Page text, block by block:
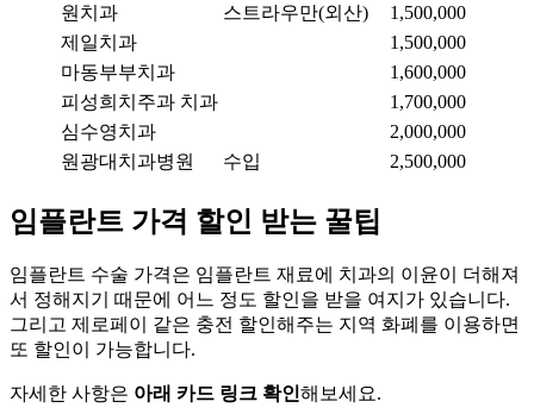
원치과
스트라우만(외산)
1,500,000
제일치과
1,500,000
마동부부치과
1,600,000
피성희치주과 치과
1,700,000
심수영치과
2,000,000
원광대치과병원
수입 2,500,000
임플란트 가격 할인 받는 꿀팁
임플란트 수술 가격은 임플란트 재료에 치과의 이윤이 더해져
서 정해지기 때문에 어느 정도 할인을 받을 여지가 있습니다.
그리고 제로페이 같은 충전 할인해주는 지역 화폐를 이용하면
또 할인이 가능합니다.
자세한 사항은 아래 카드 링크 확인해보세요.